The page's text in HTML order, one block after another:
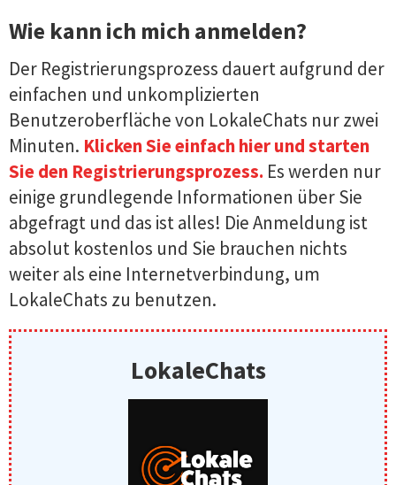
Wie kann ich mich anmelden?
Der Registrierungsprozess dauert aufgrund der
einfachen und unkomplizierten
Benutzeroberfläche von LokaleChats nur zwei
Minuten. Klicken Sie einfach hier und starten
Sie den Registrierungsprozess. Es werden nur
einige grundlegende Informationen über Sie
abgefragt und das ist alles! Die Anmeldung ist
absolut kostenlos und Sie brauchen nichts
weiter als eine Internetverbindung, um
LokaleChats zu benutzen.
LokaleChats